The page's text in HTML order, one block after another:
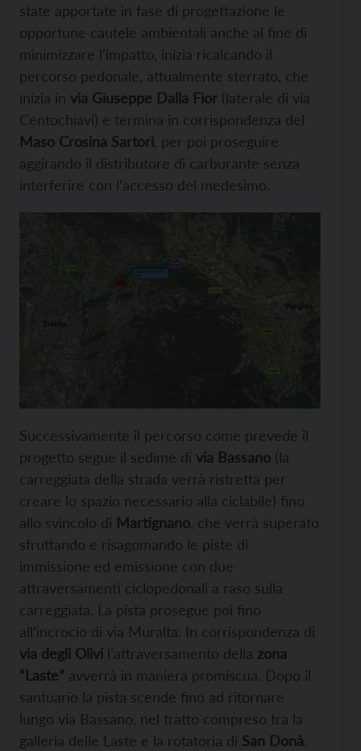
state apportate in fase di progettazione le
opportune cautele ambientali anche al fine di
minimizzare l’impatto, inizia ricalcando il
percorso pedonale, attualmente sterrato, che
inizia in via Giuseppe Dalla Fior (laterale di via
Centochiavi) e termina in corrispondenza del
Maso Crosina Sartori , per poi proseguire
aggirando il distributore di carburante senza
interferire con l’accesso del medesimo.
Successivamente il percorso come prevede il
progetto segue il sedime di via Bassano (la
carreggiata della strada verrà ristretta per
creare lo spazio necessario alla ciclabile) fino
allo svincolo di Martignano , che verrà superato
sfruttando e risagomando le piste di
immissione ed emissione con due
attraversamenti ciclopedonali a raso sulla
carreggiata. La pista prosegue poi fino
all’incrocio di via Muralta. In corrispondenza di
via degli Olivi l’attraversamento della zona
“Laste” avverrà in maniera promiscua. Dopo il
santuario la pista scende fino ad ritornare
lungo via Bassano, nel tratto compreso tra la
galleria delle Laste e la rotatoria di San Donà.